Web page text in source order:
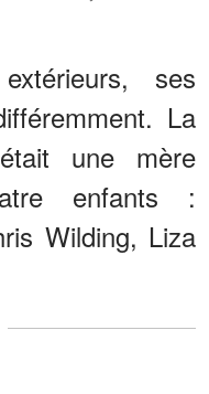
ses
La
une mère
enfants :
Wilding, Liza